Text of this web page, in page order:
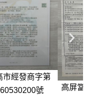
高屏當舖質當物責任保